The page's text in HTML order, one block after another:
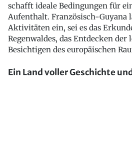
schafft ideale Bedingungen für
Aufenthalt. Französisch-Guyana
Aktivitäten ein, sei es das
Regenwaldes, das Entdecken
Besichtigen des europäischen
Ein Land voller Geschichte